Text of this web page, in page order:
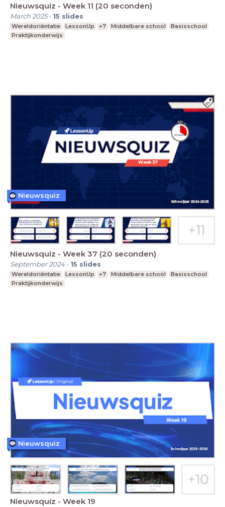
Nieuwsquiz - Week 11 (20 seconden)
March 2025- 15 slides
Wereldoriëntatie LessonUp +7 Middelbare school
Basisschool
Praktijkonderwijs
Nieuwsquiz - Week 37 (20 seconden)
September 2024- 15 slides
Wereldoriëntatie LessonUp +7 Middelbare school
Basisschool
Praktijkonderwijs
Nieuwsquiz
Nieuwsquiz - Week 19
Nieuwsquiz